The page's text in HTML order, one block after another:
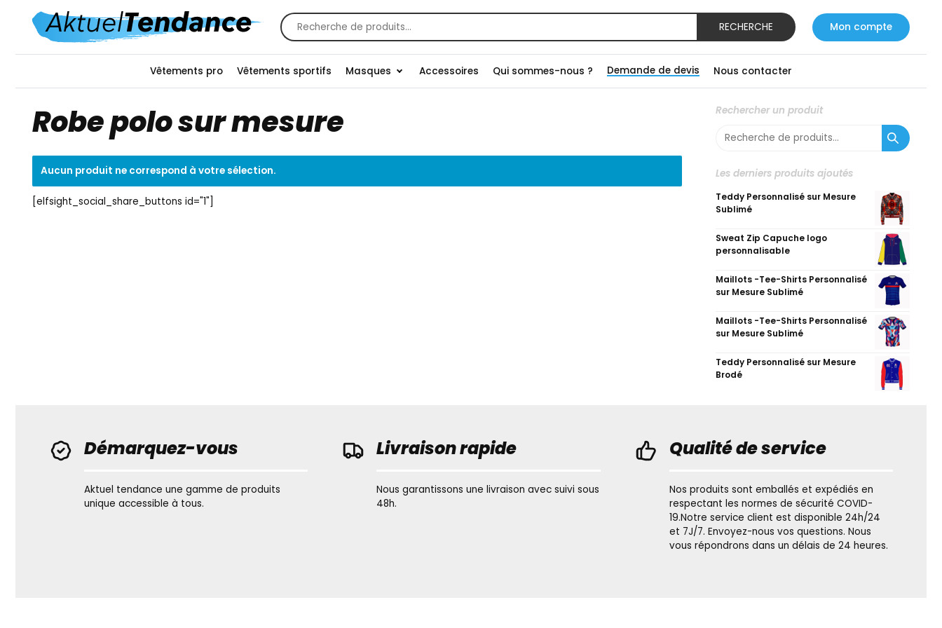
Recherche
RECHERCHE Mon compte
Vêtements pro Vêtements sportifs Masques Accessoires Qui sommes-nous ? Demande de devis Nous contacter
Robe polo sur mesure
Aucun produit ne correspond à votre sélection.
[elfsight_social_share_buttons id="1"]
Rechercher un produit
Recherche
pour :
Les derniers produits ajoutés
Teddy Personnalisé sur Mesure
Sublimé
Sweat Zip Capuche logo
personnalisable
Maillots -Tee-Shirts Personnalisé
sur Mesure Sublimé
Maillots -Tee-Shirts Personnalisé
sur Mesure Sublimé
Teddy Personnalisé sur Mesure
Brodé
Démarquez-vous
Aktuel tendance une gamme de produits
unique accessible à tous.
Livraison rapide
Nous garantissons une livraison avec suivi sous
48h.
Qualité de service
Nos produits sont emballés et expédiés en
respectant les normes de sécurité COVID-
19.Notre service client est disponible 24h/24
et 7J/7. Envoyez-nous vos questions. Nous
vous répondrons dans un délais de 24 heures.